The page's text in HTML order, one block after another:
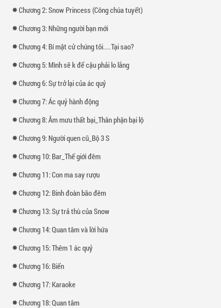
Chương 2: Snow Princess (Công chúa tuyết)
Chương 3: Những người bạn mới
Chương 4: Bí mật cử chúng tôi....Tại sao?
Chương 5: Mình sẽ k để cậu phải lo lắng
Chương 6: Sự trở lại của ác quỷ
Chương 7: Ác quỷ hành động
Chương 8: Âm mưu thất bại_Thân phận bại lộ
Chương 9: Người quen cũ_Bộ 3 S
Chương 10: Bar_Thế giới đêm
Chương 11: Con ma say rượu
Chương 12: Binh đoàn bão đêm
Chương 13: Sự trả thù của Snow
Chương 14: Quan tâm và lời hứa
Chương 15: Thêm 1 ác quỷ
Chương 16: Biển
Chương 17: Karaoke
Chương 18: Quan tâm